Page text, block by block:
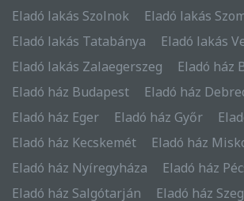
Eladó lakás Szolnok
Eladó lakás
Eladó lakás Tatabánya
Eladó lakás
Eladó lakás Zalaegerszeg
Eladó ház
Eladó ház Budapest
Eladó ház
Eladó ház Eger
Eladó ház Győr
Eladó ház Kecskemét
Eladó ház
Eladó ház Nyíregyháza
Eladó ház
Eladó ház Salgótarján
Eladó ház